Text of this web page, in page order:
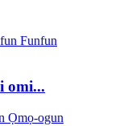
omi...